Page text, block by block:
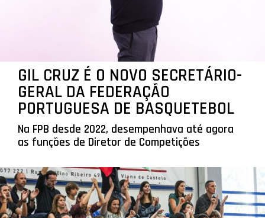
GIL CRUZ É O NOVO SECRETÁRIO-
GERAL DA FEDERAÇÃO
PORTUGUESA DE BASQUETEBOL
Na FPB desde 2022, desempenhava até agora
as funções de Diretor de Competições